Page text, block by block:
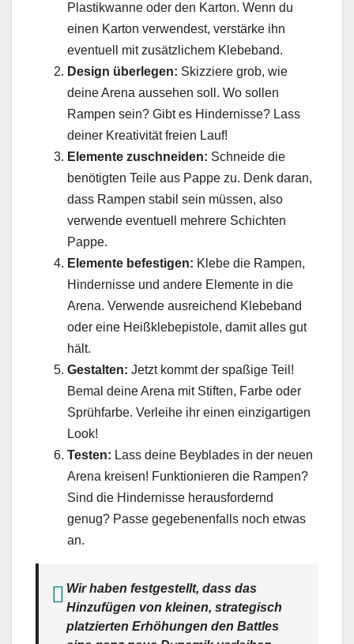
Plastikwanne oder den Karton. Wenn du
einen Karton verwendest, verstärke ihn
eventuell mit zusätzlichem Klebeband.
Design überlegen: Skizziere grob, wie
deine Arena aussehen soll. Wo sollen
Rampen sein? Gibt es Hindernisse? Lass
deiner Kreativität freien Lauf!
Elemente zuschneiden: Schneide die
benötigten Teile aus Pappe zu. Denk daran,
dass Rampen stabil sein müssen, also
verwende eventuell mehrere Schichten
Pappe.
Elemente befestigen: Klebe die Rampen,
Hindernisse und andere Elemente in die
Arena. Verwende ausreichend Klebeband
oder eine Heißklebepistole, damit alles gut
hält.
Gestalten: Jetzt kommt der spaßige Teil!
Bemal deine Arena mit Stiften, Farbe oder
Sprühfarbe. Verleihe ihr einen einzigartigen
Look!
Testen: Lass deine Beyblades in der neuen
Arena kreisen! Funktionieren die Rampen?
Sind die Hindernisse herausfordernd
genug? Passe gegebenenfalls noch etwas
an.
Wir haben festgestellt, dass das
Hinzufügen von kleinen, strategisch
platzierten Erhöhungen den Battles